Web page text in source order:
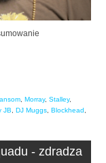
, Morray, Stalley,
JB, DJ Muggs, Blockhead ,
- zdradza